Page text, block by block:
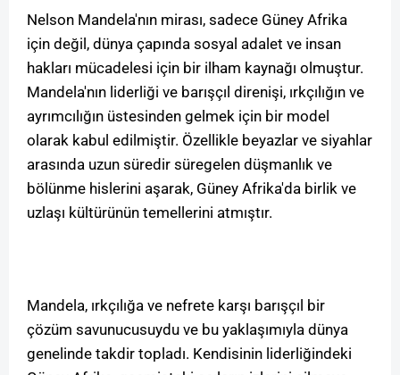
Nelson Mandela'nın mirası, sadece Güney Afrika
için değil, dünya çapında sosyal adalet ve insan
hakları mücadelesi için bir ilham kaynağı olmuştur.
Mandela'nın liderliği ve barışçıl direnişi, ırkçılığın ve
ayrımcılığın üstesinden gelmek için bir model
olarak kabul edilmiştir. Özellikle beyazlar ve siyahlar
arasında uzun süredir süregelen düşmanlık ve
bölünme hislerini aşarak, Güney Afrika'da birlik ve
uzlaşı kültürünün temellerini atmıştır.
Mandela, ırkçılığa ve nefrete karşı barışçıl bir
çözüm savunucusuydu ve bu yaklaşımıyla dünya
genelinde takdir topladı. Kendisinin liderliğindeki